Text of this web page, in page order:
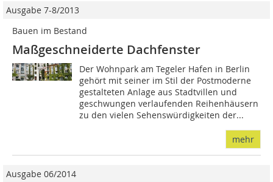
Ausgabe 7-8/2013
Bauen im Bestand
Maßgeschneiderte Dachfenster
Der Wohnpark am Tegeler Hafen in Berlin
gehört mit seiner im Stil der Postmoderne
gestalteten Anlage aus Stadtvillen und
geschwungen verlaufenden Reihenhäusern
zu den vielen Sehenswürdigkeiten der...
mehr
Ausgabe 06/2014